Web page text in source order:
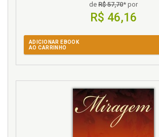
de R$ 57,70* por
R$ 46,16
ADICIONAR EBOOK
AO CARRINHO